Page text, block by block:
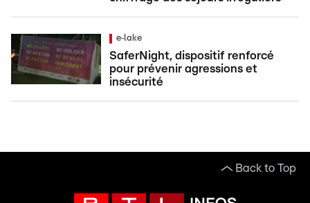
e‑lake
SaferNight, dispositif renforcé
pour prévenir agressions et
insécurité
Back to Top